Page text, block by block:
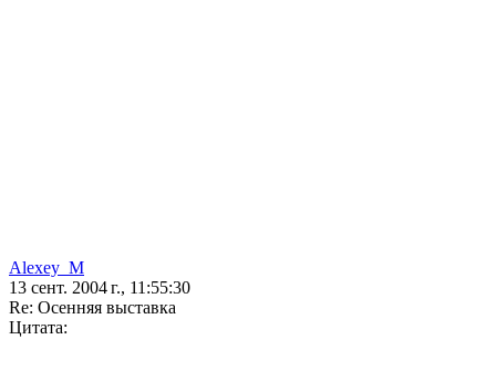
Alexey_M
13 сент. 2004 г., 11:55:30
Re: Осенняя выставка
Цитата: